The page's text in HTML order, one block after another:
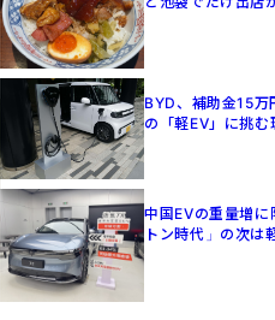
BYD、補助金15万
の「軽EV」に挑む
中国EVの重量増
トン時代」の次は